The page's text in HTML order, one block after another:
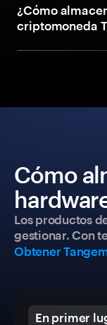
¿Cómo
criptomoneda
Cómo
Los productos
gestionar. Con
Obtener
En primer